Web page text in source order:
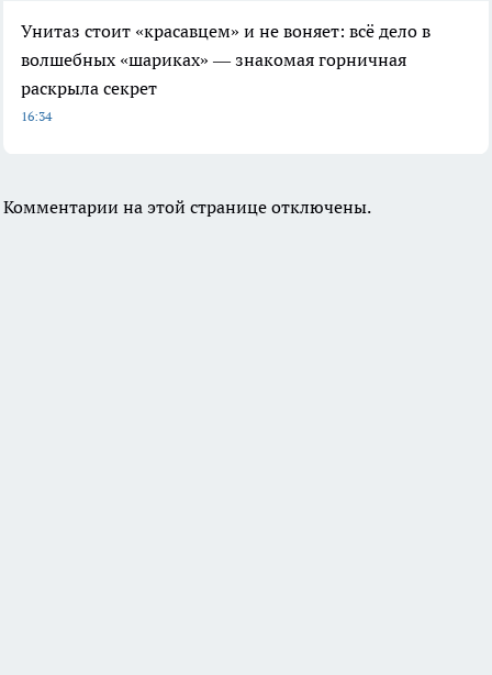
Унитаз стоит «красавцем» и не воняет: всё дело в
волшебных «шариках» — знакомая горничная
раскрыла секрет
16:34
Комментарии на этой странице отключены.